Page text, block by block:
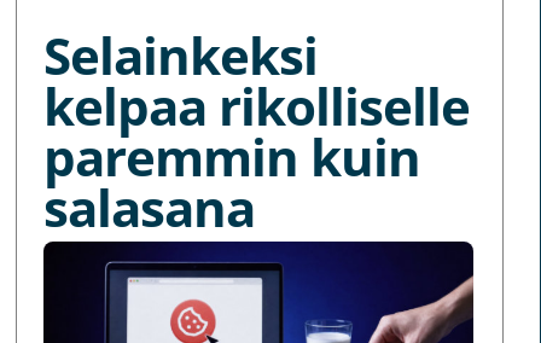
Selainkeksi
kelpaa rikolliselle
paremmin kuin
salasana